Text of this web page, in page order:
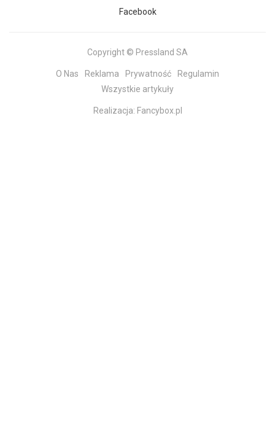
Facebook
Copyright © Pressland SA
O Nas Reklama Prywatność
Regulamin
Wszystkie artykuły
Realizacja: Fancybox.pl